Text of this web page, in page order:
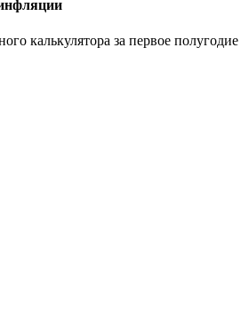
калькулятора за первое